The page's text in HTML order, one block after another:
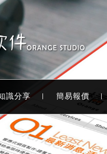
識分享 簡易報價